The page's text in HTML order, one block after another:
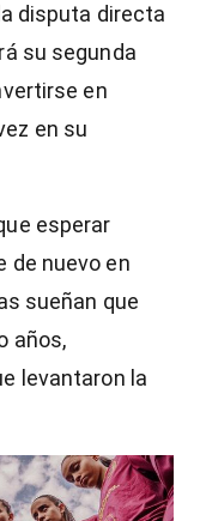
disputa directa
su segunda
en
en su
esperar
de nuevo en
sueñan que
años,
levantaron la